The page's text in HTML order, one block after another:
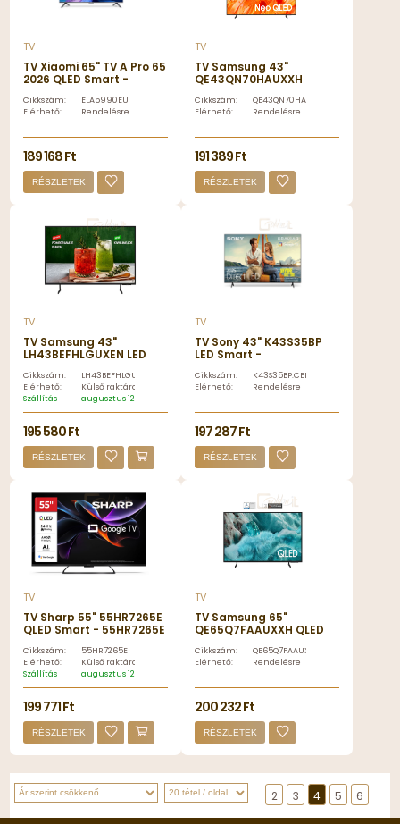
TV
TV Xiaomi 65" TV A Pro 65
2026 QLED Smart -
Cikkszám:
ELA5990EU
Elérhető:
Rendelésre
189 168 Ft
RÉSZLETEK
TV
TV Samsung 43"
QE43QN70HAUXXH
QE43QN70HAUXXH
Cikkszám:
QE43QN70HAUXXH
Elérhető:
Rendelésre
191 389 Ft
RÉSZLETEK
TV
TV Samsung 43"
LH43BEFHLGUXEN LED
LH43BEFHLGUXEN
Cikkszám:
LH43BEFHLGUXEN
Elérhető:
Külső raktáron
Szállítás
augusztus 12, szerda
195 580 Ft
RÉSZLETEK
TV
TV Sony 43" K43S35BP
LED Smart -
Cikkszám:
K43S35BP.CEI
Elérhető:
Rendelésre
197 287 Ft
RÉSZLETEK
TV
TV Sharp 55" 55HR7265E
QLED Smart - 55HR7265E
Cikkszám:
55HR7265E
Elérhető:
Külső raktáron
Szállítás
augusztus 12, szerda
199 771 Ft
RÉSZLETEK
TV
TV Samsung 65"
QE65Q7FAAUXXH QLED
QE65Q7FAAUXXH
Cikkszám:
QE65Q7FAAUXXH
Elérhető:
Rendelésre
200 232 Ft
RÉSZLETEK
2 3 4 5 6